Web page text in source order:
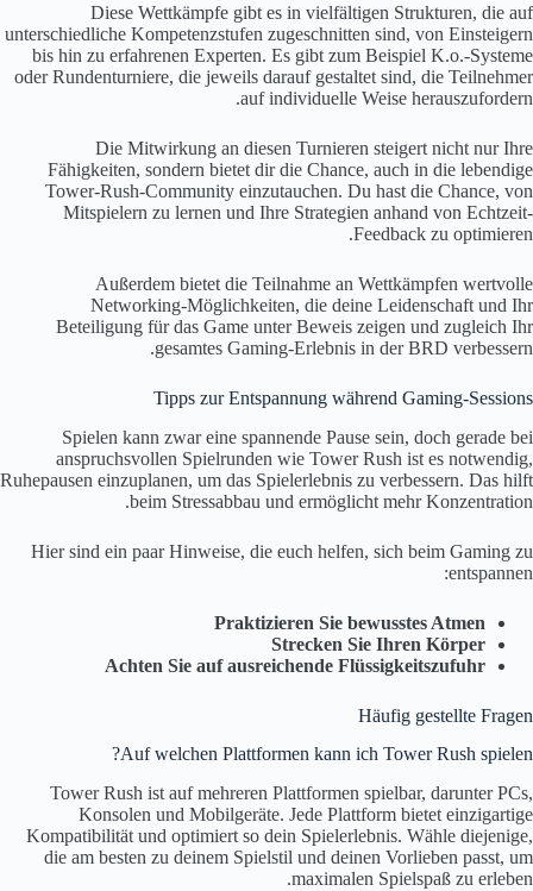
Diese Wettkämpfe gibt es in vielfältigen Strukturen, die auf
unterschiedliche Kompetenzstufen zugeschnitten sind, von Einsteigern
bis hin zu erfahrenen Experten. Es gibt zum Beispiel K.o.-Systeme
oder Rundenturniere, die jeweils darauf gestaltet sind, die Teilnehmer
auf individuelle Weise herauszufordern.
Die Mitwirkung an diesen Turnieren steigert nicht nur Ihre
Fähigkeiten, sondern bietet dir die Chance, auch in die lebendige
Tower-Rush-Community einzutauchen. Du hast die Chance, von
Mitspielern zu lernen und Ihre Strategien anhand von Echtzeit-
Feedback zu optimieren.
Außerdem bietet die Teilnahme an Wettkämpfen wertvolle
Networking-Möglichkeiten, die deine Leidenschaft und Ihr
Beteiligung für das Game unter Beweis zeigen und zugleich Ihr
gesamtes Gaming-Erlebnis in der BRD verbessern.
Tipps zur Entspannung während Gaming-Sessions
Spielen kann zwar eine spannende Pause sein, doch gerade bei
anspruchsvollen Spielrunden wie Tower Rush ist es notwendig,
Ruhepausen einzuplanen, um das Spielerlebnis zu verbessern. Das hilft
beim Stressabbau und ermöglicht mehr Konzentration.
Hier sind ein paar Hinweise, die euch helfen, sich beim Gaming zu
entspannen:
Praktizieren Sie bewusstes Atmen
Strecken Sie Ihren Körper
Achten Sie auf ausreichende Flüssigkeitszufuhr
Häufig gestellte Fragen
Auf welchen Plattformen kann ich Tower Rush spielen?
Tower Rush ist auf mehreren Plattformen spielbar, darunter PCs,
Konsolen und Mobilgeräte. Jede Plattform bietet einzigartige
Kompatibilität und optimiert so dein Spielerlebnis. Wähle diejenige,
die am besten zu deinem Spielstil und deinen Vorlieben passt, um
maximalen Spielspaß zu erleben.